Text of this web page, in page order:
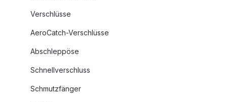
Verschlüsse
AeroCatch-Verschlüsse
Abschleppöse
Schnellverschluss
Schmutzfänger